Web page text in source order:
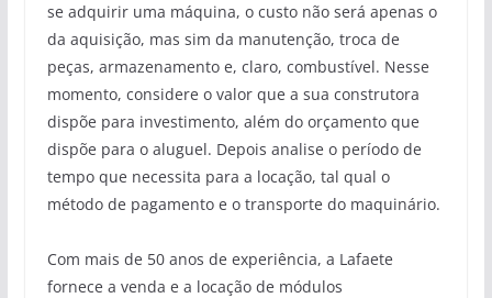
se adquirir uma máquina, o custo não será apenas o
da aquisição, mas sim da manutenção, troca de
peças, armazenamento e, claro, combustível. Nesse
momento, considere o valor que a sua construtora
dispõe para investimento, além do orçamento que
dispõe para o aluguel. Depois analise o período de
tempo que necessita para a locação, tal qual o
método de pagamento e o transporte do maquinário.
Com mais de 50 anos de experiência, a Lafaete
fornece a venda e a locação de módulos